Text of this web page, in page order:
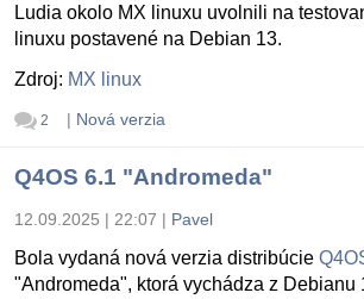
Ludia okolo MX linuxu uvolnili na
linuxu postavené na Debian 13.
Zdroj: MX linux
2 | Nová verzia
Q4OS 6.1 "Andromeda"
12.09.2025 | 22:07 | Pavel
Bola vydaná nová verzia distribúcie
"Andromeda", ktorá vychádza z Debianu